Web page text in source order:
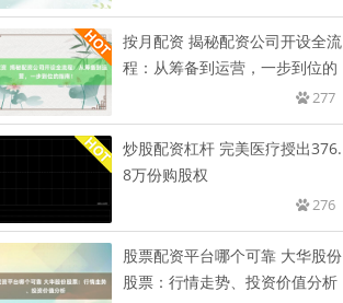
按月配资 揭秘配资公司开设全流
程：从筹备到运营，一步到位的
277
炒股配资杠杆 完美医疗授出376.
8万份购股权
276
股票配资平台哪个可靠 大华股份
股票：行情走势、投资价值分析